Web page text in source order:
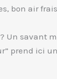
bon air
Un
prend